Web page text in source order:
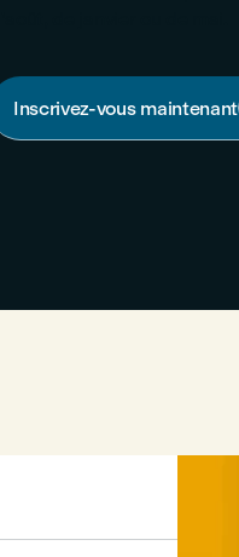
Inscrivez-vous maintenant